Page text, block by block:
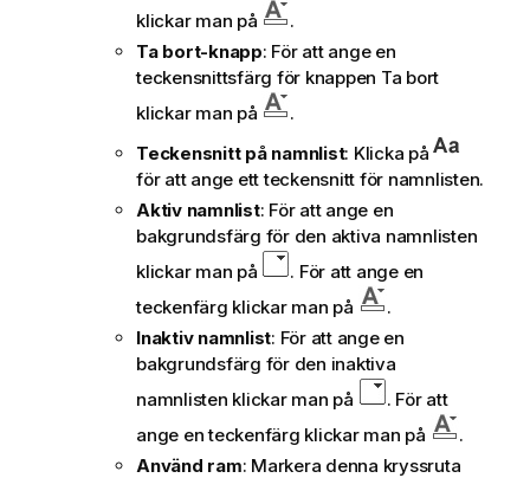
klickar man på
.
Ta bort-knapp: För att ange en
teckensnittsfärg för knappen Ta bort
klickar man på
.
Teckensnitt på namnlist: Klicka på
för att ange ett teckensnitt för namnlisten.
Aktiv namnlist: För att ange en
bakgrundsfärg för den aktiva namnlisten
klickar man på
. För att ange en
teckenfärg klickar man på
.
Inaktiv namnlist: För att ange en
bakgrundsfärg för den inaktiva
namnlisten klickar man på
. För att
ange en teckenfärg klickar man på
.
Använd ram: Markera denna kryssruta